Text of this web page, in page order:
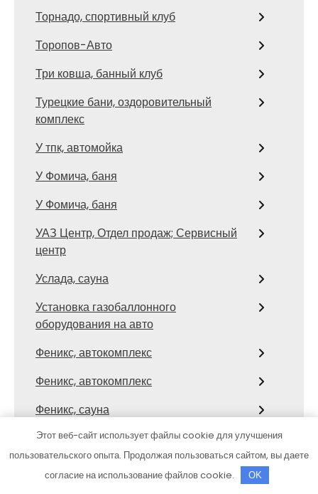
Торнадо, спортивный клуб
Торопов-Авто
Три ковша, банный клуб
Турецкие бани, оздоровительный
комплекс
У тпк, автомойка
У Фомича, баня
У Фомича, баня
УАЗ Центр, Отдел продаж; Сервисный
центр
Услада, сауна
Установка газобаллонного
оборудования на авто
Феникс, автокомплекс
Феникс, автокомплекс
Феникс, сауна
Царь-Баня, оздоровительный комплекс
автомоечных услуг
Этот веб-сайт использует файлы cookie для улучшения
пользовательского опыта. Продолжая пользоваться сайтом, вы даете
согласие на использование файлов cookie.
OK